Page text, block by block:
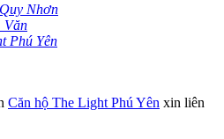
Nhơn
Văn
Phú Yên
Căn hộ The Light Phú Yên xin liên